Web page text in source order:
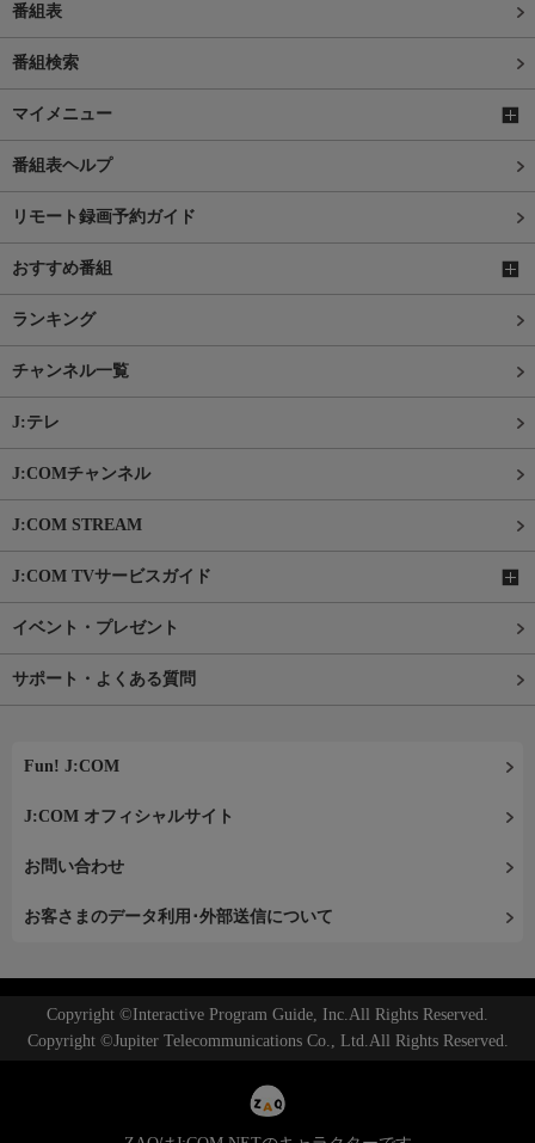
番組表
番組検索
マイメニュー
番組表ヘルプ
リモート録画予約ガイド
おすすめ番組
ランキング
チャンネル一覧
J:テレ
J:COMチャンネル
J:COM STREAM
J:COM TVサービスガイド
イベント・プレゼント
サポート・よくある質問
Fun! J:COM
J:COM オフィシャルサイト
お問い合わせ
お客さまのデータ利用･外部送信について
Copyright ©Interactive Program Guide, Inc.All Rights Reserved.
Copyright ©Jupiter Telecommunications Co., Ltd.All Rights Reserved.